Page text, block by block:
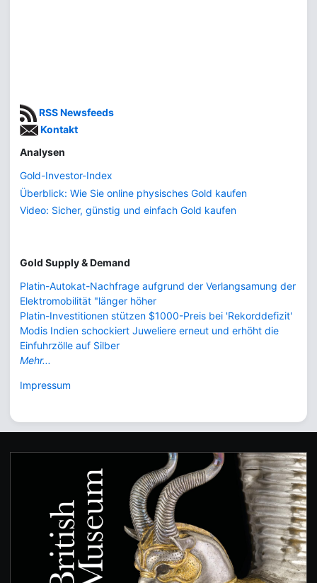
RSS Newsfeeds
Kontakt
Analysen
Gold-Investor-Index
Überblick: Wie Sie online physisches Gold kaufen
Video: Sicher, günstig und einfach Gold kaufen
Gold Supply & Demand
Platin-Autokat-Nachfrage aufgrund der Verlangsamung der
Elektromobilität "länger höher
Platin-Investitionen stützen $1000-Preis bei 'Rekorddefizit'
Modis Indien schockiert Juweliere erneut und erhöht die
Einfuhrzölle auf Silber
Mehr...
Impressum